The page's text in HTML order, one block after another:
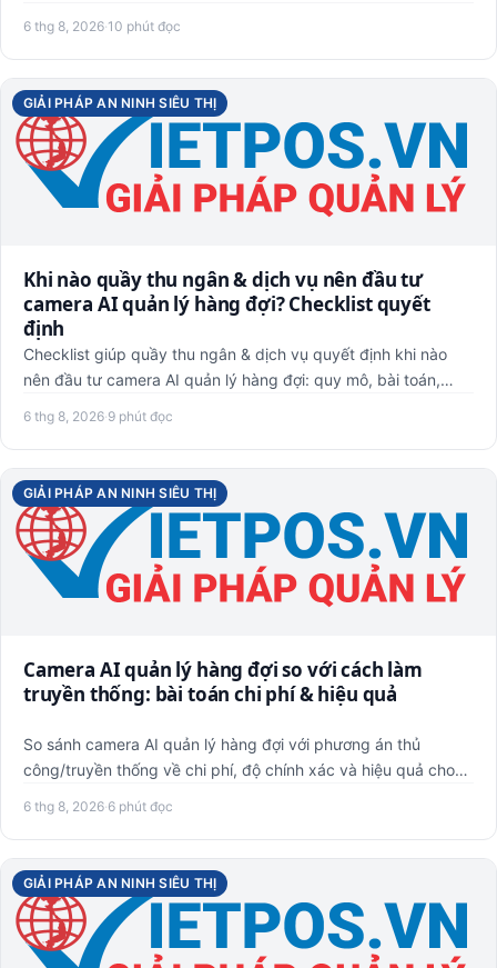
6 thg 8, 2026·10 phút đọc
GIẢI PHÁP AN NINH SIÊU THỊ
Khi nào quầy thu ngân & dịch vụ nên đầu tư
camera AI quản lý hàng đợi? Checklist quyết
định
Checklist giúp quầy thu ngân & dịch vụ quyết định khi nào
nên đầu tư camera AI quản lý hàng đợi: quy mô, bài toán,
6 thg 8, 2026·9 phút đọc
GIẢI PHÁP AN NINH SIÊU THỊ
Camera AI quản lý hàng đợi so với cách làm
truyền thống: bài toán chi phí & hiệu quả
So sánh camera AI quản lý hàng đợi với phương án thủ
công/truyền thống về chi phí, độ chính xác và hiệu quả cho
6 thg 8, 2026·6 phút đọc
GIẢI PHÁP AN NINH SIÊU THỊ